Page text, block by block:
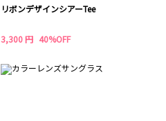
リボンデザインシアーTee
3,300 円 40%OFF